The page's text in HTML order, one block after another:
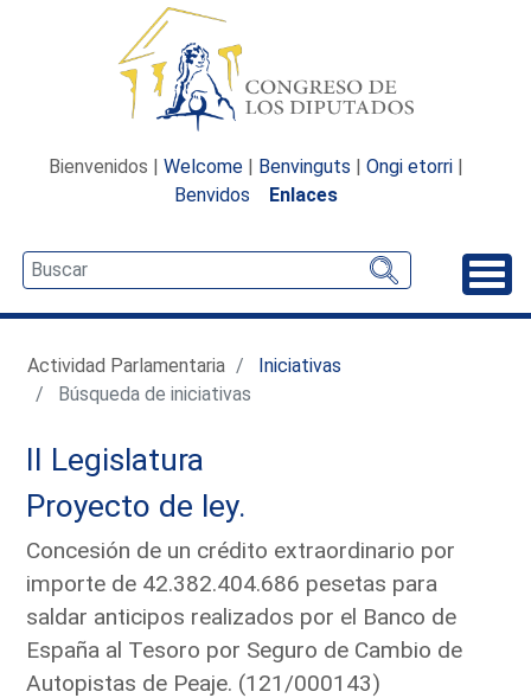
Bienvenidos | Welcome | Benvinguts | Ongi etorri |
Benvidos
Enlaces
Actividad Parlamentaria
Iniciativas
Búsqueda de iniciativas
II Legislatura
Proyecto de ley.
Concesión de un crédito extraordinario por
importe de 42.382.404.686 pesetas para
saldar anticipos realizados por el Banco de
España al Tesoro por Seguro de Cambio de
Autopistas de Peaje. (121/000143)